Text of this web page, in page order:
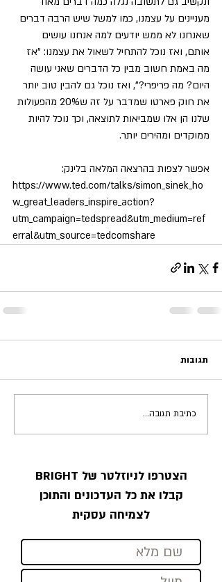
מעניינים על עצמנו, כמו למשל שיש הרבה דברים
שאנחנו לא ממש יודעים למה אנחנו עושים
אותם, ואז נוכל להתחיל לשאול את עצמנו: "אז
מה באמת חשוב מבין כל הדברים שאני עושה
היום? מה פריפרי?", ואז נוכל גם להבין טוב יותר
את חוק פארטו שמדבר על זה ש20% מהפעולות
שלנו הן אלו שמביאות לתוצאה, וכך נוכל להיות
ממוקדים ומהירים יותר.
אפשר לצפות בהרצאה המלאה בלינק:
https://www.ted.com/talks/simon_sinek_ho
w_great_leaders_inspire_action?
utm_campaign=tedspread&utm_medium=ref
erral&utm_source=tedcomshare
תגובות
כתיבת תגובה...
הצטרפו לניוזלטר של BRIGHT
קבלו את כל העדכונים והתוכן
לצמיחה עסקית